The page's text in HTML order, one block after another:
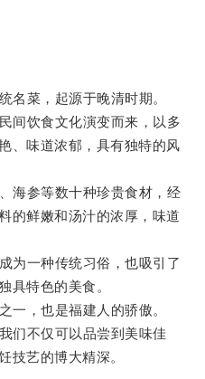
菜，起源于晚清时期。
饮食文化演变而来，以多
、味道浓郁，具有独特的风
参等数十种珍贵食材，经
的鲜嫩和汤汁的浓厚，味道
一种传统习俗，也吸引了
具特色的美食。
，也是福建人的骄傲。
不仅可以品尝到美味佳
技艺的博大精深。